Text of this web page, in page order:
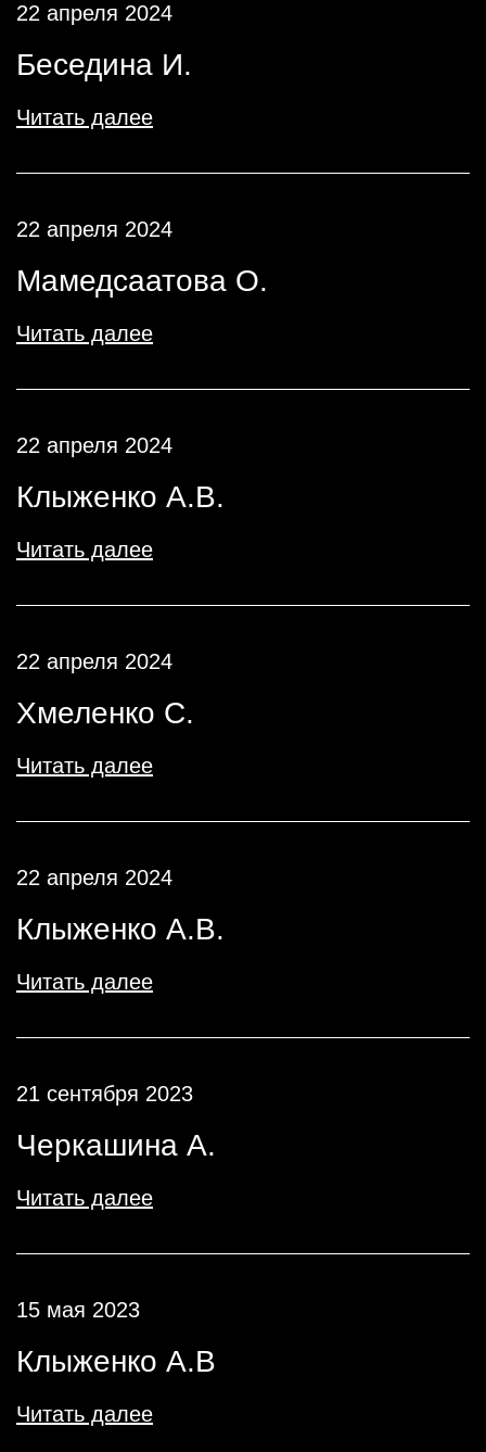
22 апреля 2024
Беседина И.
Читать далее
22 апреля 2024
Мамедсаатова О.
Читать далее
22 апреля 2024
Клыженко А.В.
Читать далее
22 апреля 2024
Хмеленко С.
Читать далее
22 апреля 2024
Клыженко А.В.
Читать далее
21 сентября 2023
Черкашина А.
Читать далее
15 мая 2023
Клыженко А.В
Читать далее